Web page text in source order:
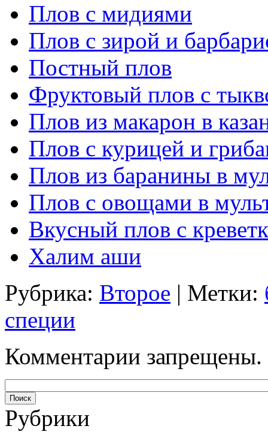
Плов с мидиями
Плов с зирой и
Постный плов
Фруктовый плов с
Плов из макарон в
Плов с курицей и
Плов из баранины в
Плов с овощами в
Вкусный плов с
Халим аши
Рубрика: Второе | Метки:
специи
Комментарии запрещены.
Рубрики